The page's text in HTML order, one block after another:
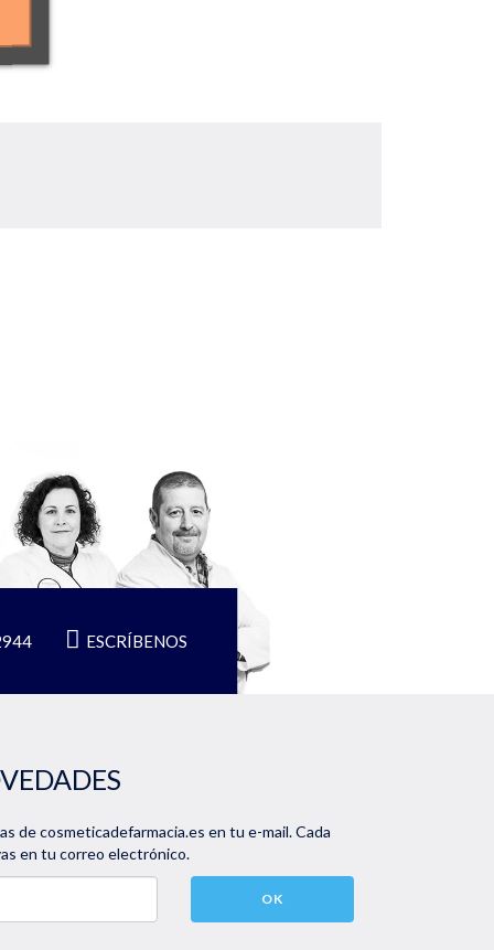
ESCRÍBENOS
de cosmeticadefarmacia.es en tu e-mail. Cada
en tu correo electrónico.
OK